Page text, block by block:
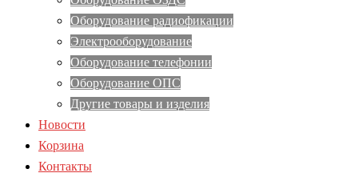
Оборудование радиофикации
Электрооборудование
Оборудование телефонии
Оборудование ОПС
Другие товары и изделия
Новости
Корзина
Контакты